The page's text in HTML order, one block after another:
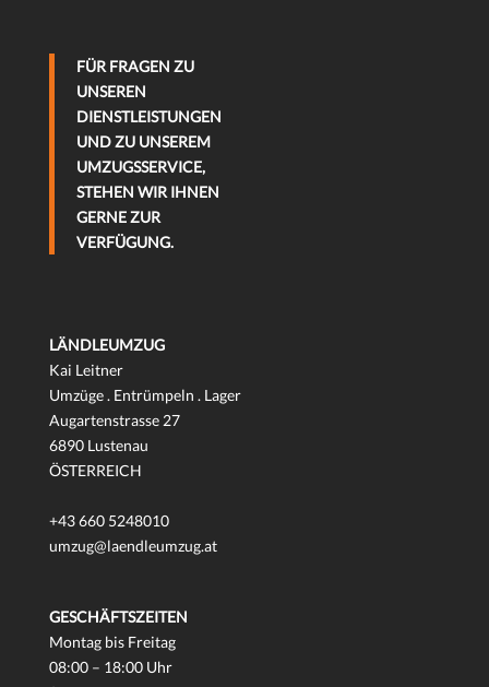
FÜR FRAGEN ZU
UNSEREN
DIENSTLEISTUNGEN
UND ZU UNSEREM
UMZUGSSERVICE,
STEHEN WIR IHNEN
GERNE ZUR
VERFÜGUNG.
LÄNDLEUMZUG
Kai Leitner
Umzüge . Entrümpeln . Lager
Augartenstrasse 27
6890 Lustenau
ÖSTERREICH
+43 660 5248010
umzug@laendleumzug.at
GESCHÄFTSZEITEN
Montag bis Freitag
08:00 – 18:00 Uhr